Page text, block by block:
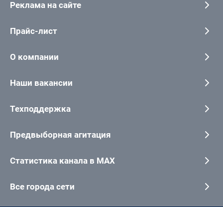
Реклама на сайте
Прайс-лист
О компании
Наши вакансии
Техподдержка
Предвыборная агитация
Статистика канала в MAX
Все города сети